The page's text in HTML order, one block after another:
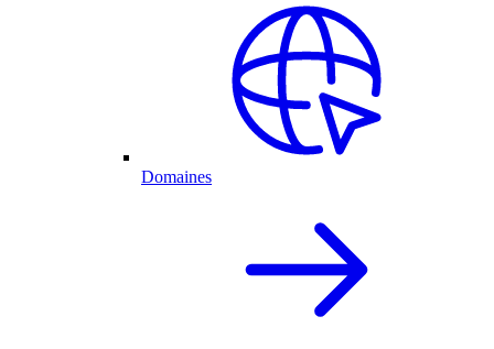
Domaines